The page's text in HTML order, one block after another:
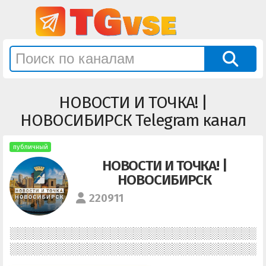
НОВОСТИ И ТОЧКА! |
НОВОСИБИРСК Telegram канал
публичный
НОВОСТИ И ТОЧКА! |
НОВОСИБИРСК
220911